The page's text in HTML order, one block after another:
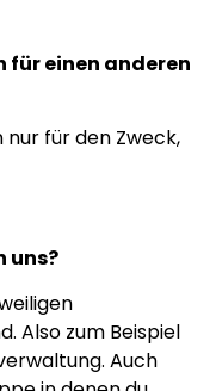
für einen anderen
nur für den Zweck,
uns?
Also zum Beispiel
Auch